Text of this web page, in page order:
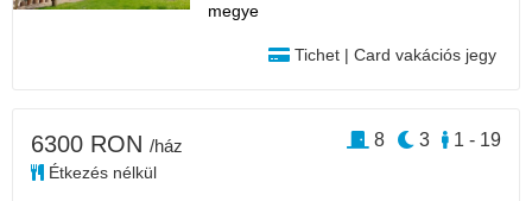
megye
Tichet | Card vakációs jegy
6300 RON /ház
Étkezés nélkül
1 - 19
3
8